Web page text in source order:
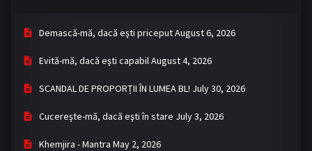
Demască-mă, dacă eşti priceputAugust 6, 2026
Evită-mă, dacă eşti capabilAugust 4, 2026
SCANDAL DE PROPORȚII ÎN LUMEA BL! July 30, 2026
Cucereşte-mă, dacă eşti în stare July 3, 2026
Khemjira - Mantra May 2, 2026